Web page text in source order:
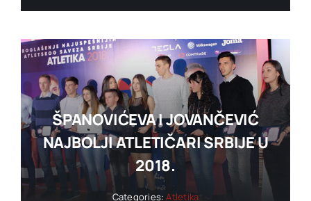
ŠPANOVIĆEVA I JOVANČEVIĆ
NAJBOLJI ATLETIČARI SRBIJE U
2018.
Categories:Atletika